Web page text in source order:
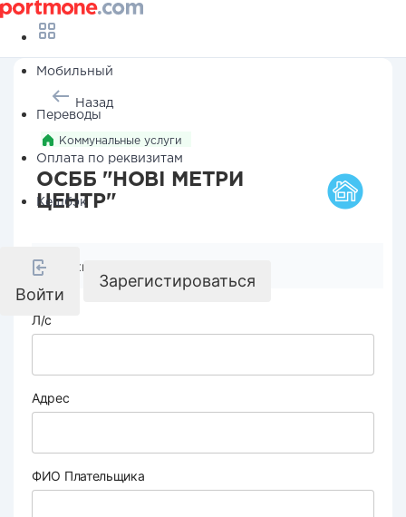
Мобильный
Переводы
Оплата по реквизитам
Кешбэк
Войти
Зарегистироваться
Назад
Коммунальные услуги
ОСББ "НОВІ МЕТРИ
ЦЕНТР"
Реквизиты компании
Л/с
Адрес
ФИО Плательщика